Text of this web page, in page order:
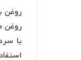
روغن
روغن
یا